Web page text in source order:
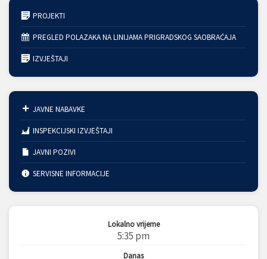
PROJEKTI
PREGLED POLAZAKA NA LINIJAMA PRIGRADSKOG SAOBRAĆAJA
IZVJEŠTAJI
JAVNE NABAVKE
INSPEKCIJSKI IZVJEŠTAJI
JAVNI POZIVI
SERVISNE INFORMACIJE
Lokalno vrijeme
5:35 pm
Danas